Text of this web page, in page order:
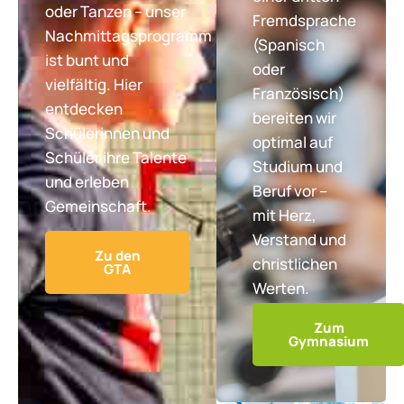
oder Tanzen – unser
Nachmittagsprogramm
ist bunt und
vielfältig. Hier
entdecken
Schülerinnen und
Schüler ihre Talente
und erleben
Gemeinschaft.
Zu den
GTA
Fremdsprache
(Spanisch
oder
Französisch)
bereiten wir
optimal auf
Studium und
Beruf vor –
mit Herz,
Verstand und
christlichen
Werten.
Zum
Gymnasium